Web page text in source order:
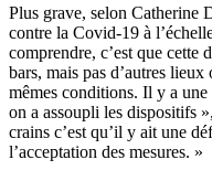
Plus grave, selon Catherine
contre la Covid-19 à
comprendre, c’est que cette
bars, mais pas d’autres
mêmes conditions. Il y a une
on a assoupli les dispositifs
crains c’est qu’il y ait une
l’acceptation des mesures. »